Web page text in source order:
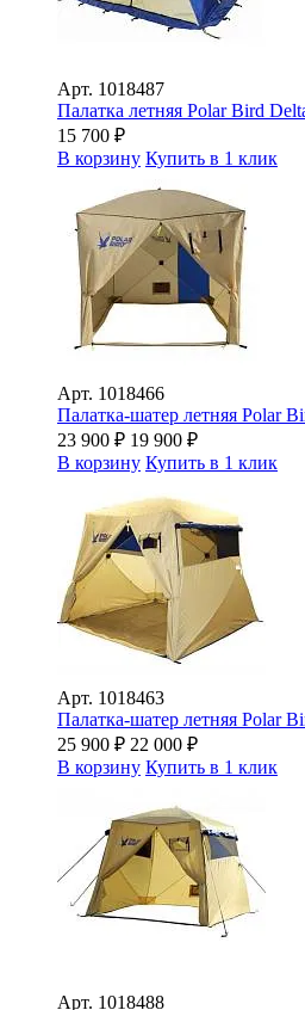
Арт. 1018487
Палатка летняя Polar Bird
15 700 ₽
В корзину Купить в 1 клик
Арт. 1018466
Палатка-шатер летняя Polar
23 900 ₽ 19 900 ₽
В корзину Купить в 1 клик
Арт. 1018463
Палатка-шатер летняя Polar
25 900 ₽ 22 000 ₽
В корзину Купить в 1 клик
Арт. 1018488